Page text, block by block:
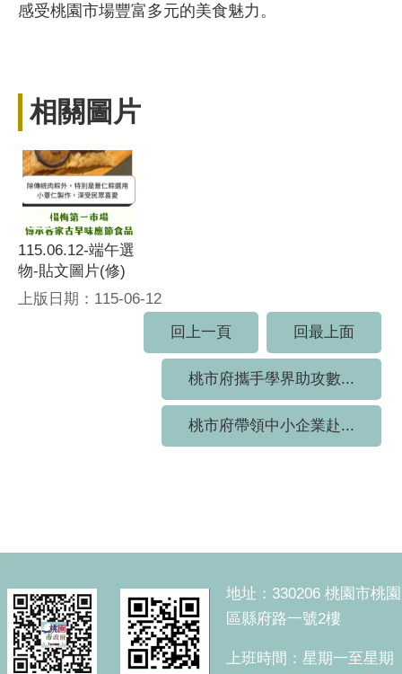
感受桃園市場豐富多元的美食魅力。
相關圖片
115.06.12-端午選
物-貼文圖片(修)
上版日期：115-06-12
回上一頁
回最上面
桃市府攜手學界助攻數...
桃市府帶領中小企業赴...
:::
地址：330206 桃園市桃園
區縣府路一號2樓
上班時間：星期一至星期